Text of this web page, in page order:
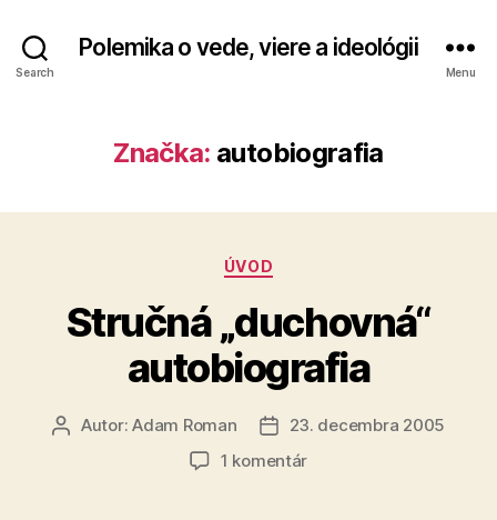
Search
Polemika o vede, viere a ideológii
Menu
Značka: autobiografia
Kategórie
ÚVOD
Stručná „duchovná“
autobiografia
AutorAutor:Adam Roman
Dátum
článku
23. decembra 2005
1 komentárna